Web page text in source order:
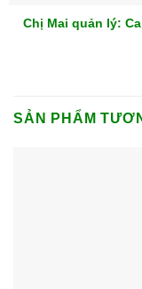
Chị Mai quản lý:
SẢN PHẨM